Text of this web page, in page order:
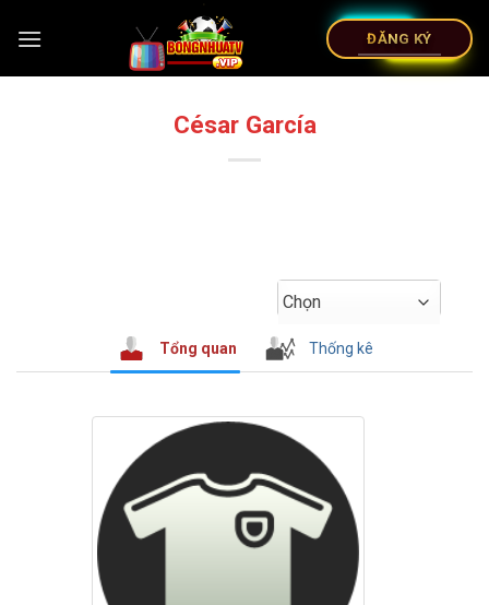
ĐĂNG KÝ
César García
Chọn
Tổng quan Thống kê